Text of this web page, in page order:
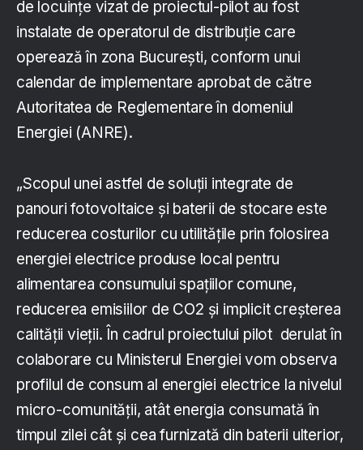
de locuințe vizat de proiectul-pilot au fost
instalate de operatorul de distribuție care
operează în zona București, conform unui
calendar de implementare aprobat de către
Autoritatea de Reglementare în domeniul
Energiei (ANRE).
„Scopul unei astfel de soluții integrate de
panouri fotovoltaice și baterii de stocare este
reducerea costurilor cu utilitățile prin folosirea
energiei electrice produse local pentru
alimentarea consumului spațiilor comune,
reducerea emisiilor de CO2 și implicit creșterea
calității vieții. În cadrul proiectului pilot derulat în
colaborare cu Ministerul Energiei vom observa
profilul de consum al energiei electrice la nivelul
micro-comunității, atât energia consumată în
timpul zilei cât și cea furnizată din baterii ulterior,